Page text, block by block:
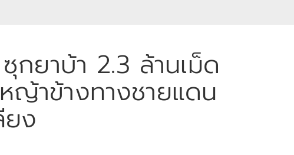
กยาบ้า 2.3 ล้านเม็ด
ญ้าข้างทางชายแดน
ยง